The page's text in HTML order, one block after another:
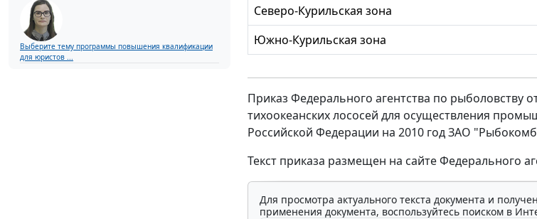
Выберите тему программы повышения квалификации
для юристов ...
Северо-Курильская зона
Южно-Курильская зона
Приказ Федерального агентства по рыболовству
тихоокеанских лососей для осуществления
Российской Федерации на 2010 год ЗАО
Текст приказа размещен на сайте Федерального
Для просмотра актуального текста документа и
применения документа, воспользуйтесь поиском в